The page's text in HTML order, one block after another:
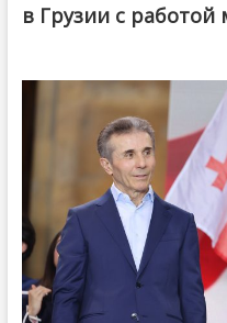
в Грузии с